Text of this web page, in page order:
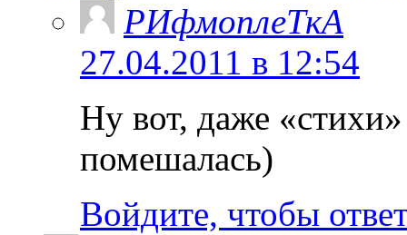
РИфмоплеТкА
27.04.2011 в 12:54
Ну вот, даже
помешалась)
Войдите, чтобы